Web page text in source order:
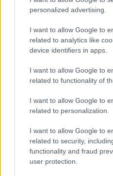
personalized advertising.
I want to allow Google to
related to analytics like
device identifiers in apps.
I want to allow Google to
related to functionality of
I want to allow Google to
related to personalization.
I want to allow Google to
related to security,
functionality and fraud
user protection.
ugyanazzal az arccal,
Claire állt előtte, miközben
Aztán megcsókolta.
Megdöbbentem, és egy törött
volna. Ryan egy éttermi
kameraállása rázkódott, sietős
Megan a szája elé kapta a